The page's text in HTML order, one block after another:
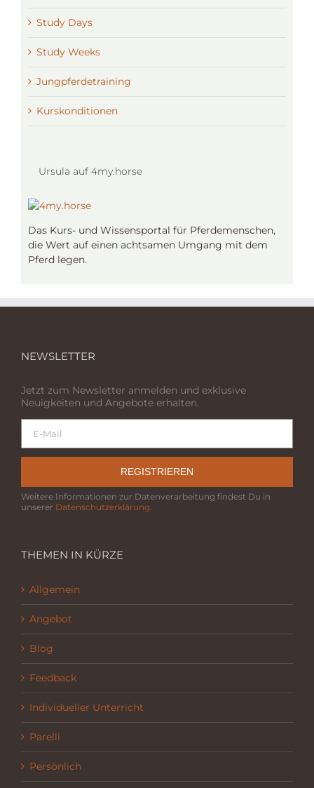
Study Days
Study Weeks
Jungpferdetraining
Kurskonditionen
Ursula auf 4my.horse
Das Kurs- und Wissensportal für Pferdemenschen,
die Wert auf einen achtsamen Umgang mit dem
Pferd legen.
NEWSLETTER
Jetzt zum Newsletter anmelden und exklusive
Neuigkeiten und Angebote erhalten.
REGISTRIEREN
Weitere Informationen zur Datenverarbeitung findest Du in
unserer Datenschutzerklärung
THEMEN IN KÜRZE
Allgemein
Angebot
Blog
Feedback
Individueller Unterricht
Parelli
Persönlich